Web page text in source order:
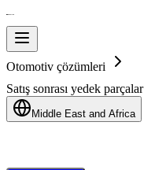
Otomotiv çözümleri
Satış sonrası yedek parçalar
Middle East and Africa